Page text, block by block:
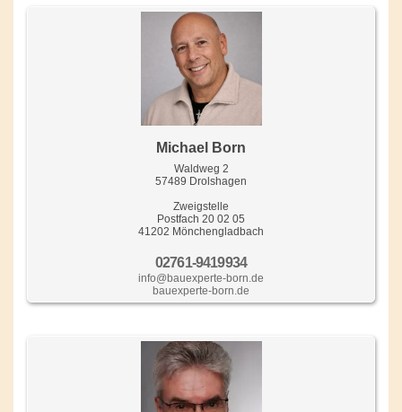
Michael Born
Waldweg 2
57489 Drolshagen
Zweigstelle
Postfach 20 02 05
41202 Mönchengladbach
02761-9419934
info@bauexperte-born.de
bauexperte-born.de